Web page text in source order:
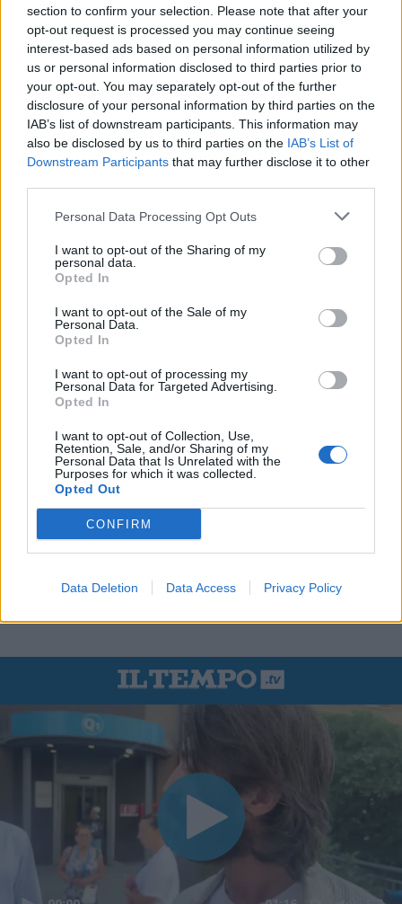
section to confirm your selection. Please note that after your
opt-out request is processed you may continue seeing
interest-based ads based on personal information utilized by
us or personal information disclosed to third parties prior to
your opt-out. You may separately opt-out of the further
disclosure of your personal information by third parties on the
IAB’s list of downstream participants. This information may
also be disclosed by us to third parties on the IAB’s List of
Downstream Participants that may further disclose it to other
Personal Data Processing Opt Outs
I want to opt-out of the Sharing of my
personal data.
Opted In
I want to opt-out of the Sale of my
Personal Data.
Opted In
I want to opt-out of processing my
Personal Data for Targeted Advertising.
Opted In
I want to opt-out of Collection, Use,
Retention, Sale, and/or Sharing of my
Personal Data that Is Unrelated with the
Purposes for which it was collected.
Opted Out
CONFIRM
Data Deletion Data Access Privacy Policy